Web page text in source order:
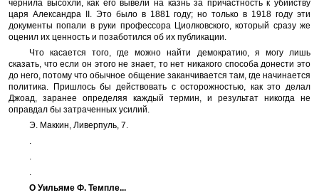
чернила высохли, как его вывели на казнь за причастность к убийству
царя Александра II. Это было в 1881 году; но только в 1918 году эти
документы попали в руки профессора Циолковского, который сразу же
оценил их ценность и позаботился об их публикации.
Что касается того, где можно найти демократию, я могу лишь
сказать, что если он этого не знает, то нет никакого способа донести это
до него, потому что обычное общение заканчивается там, где начинается
политика. Пришлось бы действовать с осторожностью, как это делал
Джоад, заранее определяя каждый термин, и результат никогда не
оправдал бы затраченных усилий.
Э. Маккин, Ливерпуль, 7.
.
.
.
О Уильяме Ф. Темпле...